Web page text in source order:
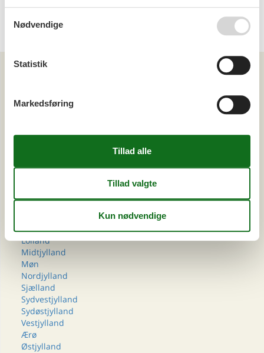
Emne nr.: 130-I56152
Artikeltyper
Bornholm
Limfjorden
Lolland
Midtjylland
Møn
Nordjylland
Sjælland
Sydvestjylland
Sydøstjylland
Vestjylland
Ærø
Østjylland
Nødvendige
Statistik
Markedsføring